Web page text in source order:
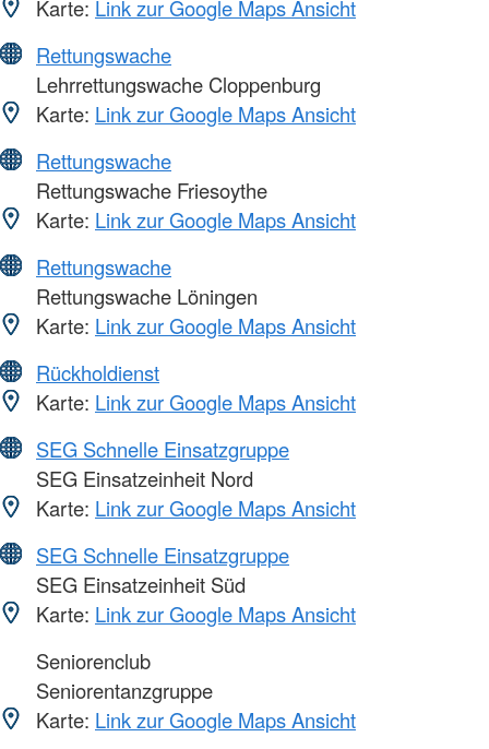
Karte: Link zur Google Maps Ansicht
Rettungswache
Lehrrettungswache Cloppenburg
Karte: Link zur Google Maps Ansicht
Rettungswache
Rettungswache Friesoythe
Karte: Link zur Google Maps Ansicht
Rettungswache
Rettungswache Löningen
Karte: Link zur Google Maps Ansicht
Rückholdienst
Karte: Link zur Google Maps Ansicht
SEG Schnelle Einsatzgruppe
SEG Einsatzeinheit Nord
Karte: Link zur Google Maps Ansicht
SEG Schnelle Einsatzgruppe
SEG Einsatzeinheit Süd
Karte: Link zur Google Maps Ansicht
Seniorenclub
Seniorentanzgruppe
Karte: Link zur Google Maps Ansicht